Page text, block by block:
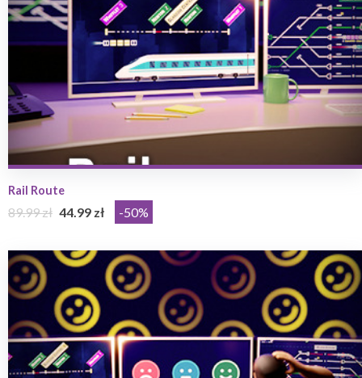
Rail Route
89.99 zł 44.99 zł -50%